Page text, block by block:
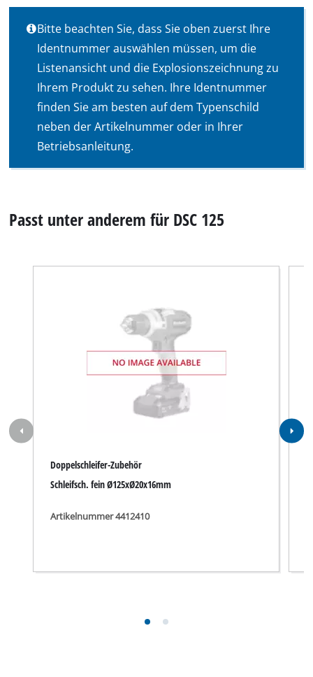
Bitte beachten Sie, dass Sie oben zuerst Ihre
Identnummer auswählen müssen, um die
Listenansicht und die Explosionszeichnung zu
Ihrem Produkt zu sehen. Ihre Identnummer
finden Sie am besten auf dem Typenschild
neben der Artikelnummer oder in Ihrer
Betriebsanleitung.
Passt unter anderem für DSC 125
Doppelschleifer-Zubehör
Schleifsch. fein Ø125xØ20x16mm
Artikelnummer 4412410